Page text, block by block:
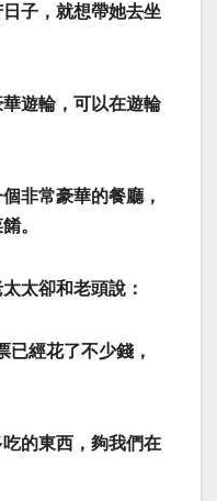
子，就想帶她去坐
遊輪，可以在遊輪
非常豪華的餐廳，
。
太卻和老頭說：
已經花了不少錢，
的東西，夠我們在